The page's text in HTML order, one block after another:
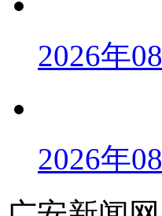
2026年
2026年